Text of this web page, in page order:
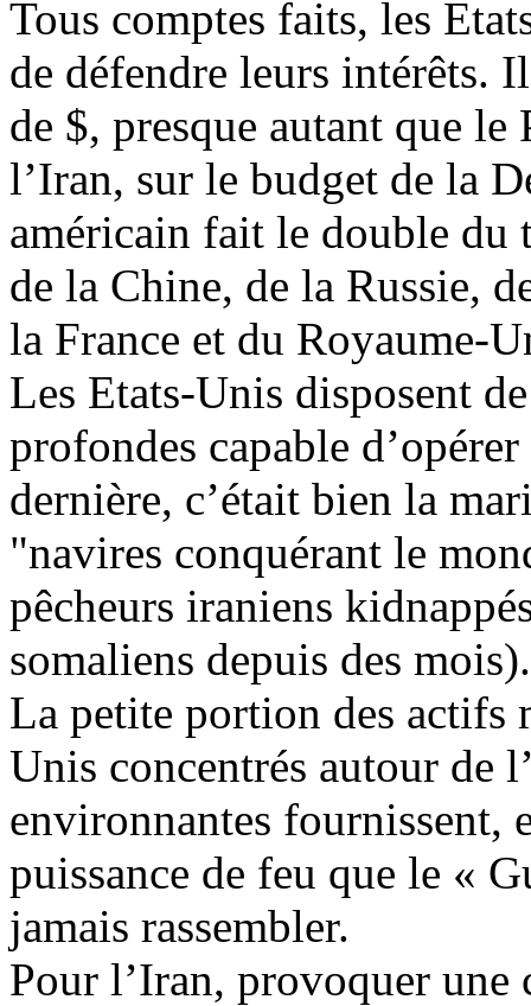
Tous comptes faits, les
de défendre leurs intérêts.
de $, presque autant que
l’Iran, sur le budget de la
américain fait le double du
de la Chine, de la Russie,
la France et du Royaume-
Les Etats-Unis disposent
profondes capable
dernière, c’était bien la
"navires conquérant le
pêcheurs iraniens
somaliens depuis des mois).
La petite portion des actifs
Unis concentrés autour de
environnantes fournissent,
puissance de feu que le «
jamais rassembler.
Pour l’Iran, provoquer